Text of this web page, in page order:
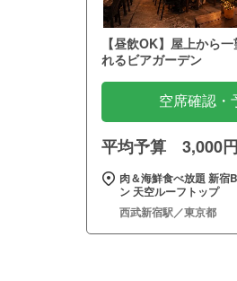
【昼飲OK】屋上から
れるビアガーデン
空席確認・
平均予算 3,000円
肉＆海鮮食べ放題 新宿
ン 天空ルーフトップ
西武新宿駅／東京都